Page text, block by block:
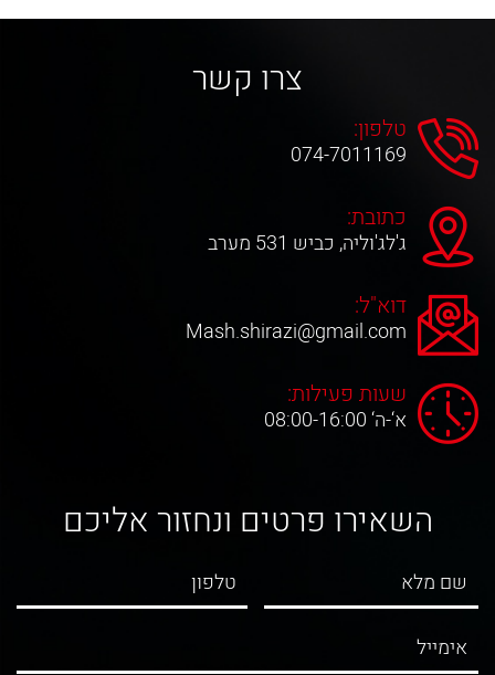
צרו קשר
טלפון:
074-7011169
כתובת:
ג'לג'וליה, כביש 531 מערב
דוא"ל:
Mash.shirazi@gmail.com
שעות פעילות:
א‘-ה‘ 08:00-16:00
השאירו פרטים ונחזור אליכם